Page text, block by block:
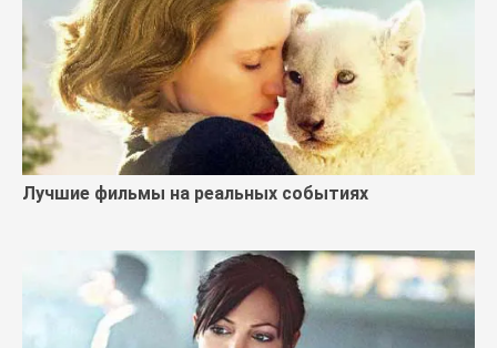
Лучшие фильмы на реальных событиях